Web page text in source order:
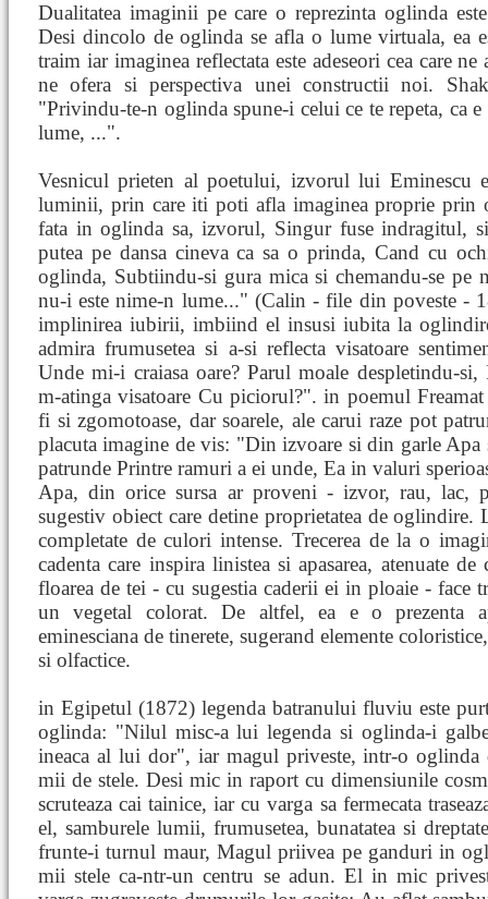
Dualitatea imaginii pe care o reprezinta oglinda
Desi dincolo de oglinda se afla o lume virtuala, ea
traim iar imaginea reflectata este adeseori cea care
ne ofera si perspectiva unei constructii noi.
"Privindu-te-n oglinda spune-i celui ce te repeta, ca
lume, ...".
Vesnicul prieten al poetului, izvorul lui Eminescu
luminii, prin care iti poti afla imaginea proprie prin
fata in oglinda sa, izvorul, Singur fuse indragitul,
putea pe dansa cineva ca sa o prinda, Cand cu
oglinda, Subtiindu-si gura mica si chemandu-se pe
nu-i este nime-n lume..." (Calin - file din poveste -
implinirea iubirii, imbiind el insusi iubita la
admira frumusetea si a-si reflecta visatoare
Unde mi-i craiasa oare? Parul moale despletindu-
m-atinga visatoare Cu piciorul?". in poemul
fi si zgomotoase, dar soarele, ale carui raze pot
placuta imagine de vis: "Din izvoare si din garle Apa
patrunde Printre ramuri a ei unde, Ea in valuri
Apa, din orice sursa ar proveni - izvor, rau, lac,
sugestiv obiect care detine proprietatea de oglindire.
completate de culori intense. Trecerea de la o
cadenta care inspira linistea si apasarea, atenuate
floarea de tei - cu sugestia caderii ei in ploaie - face
un vegetal colorat. De altfel, ea e o prezenta
eminesciana de tinerete, sugerand elemente
si olfactice.
in Egipetul (1872) legenda batranului fluviu este
oglinda: "Nilul misc-a lui legenda si oglinda-i
ineaca al lui dor", iar magul priveste, intr-o oglinda
mii de stele. Desi mic in raport cu dimensiunile
scruteaza cai tainice, iar cu varga sa fermecata
el, samburele lumii, frumusetea, bunatatea si
frunte-i turnul maur, Magul priivea pe ganduri in
mii stele ca-ntr-un centru se adun. El in mic